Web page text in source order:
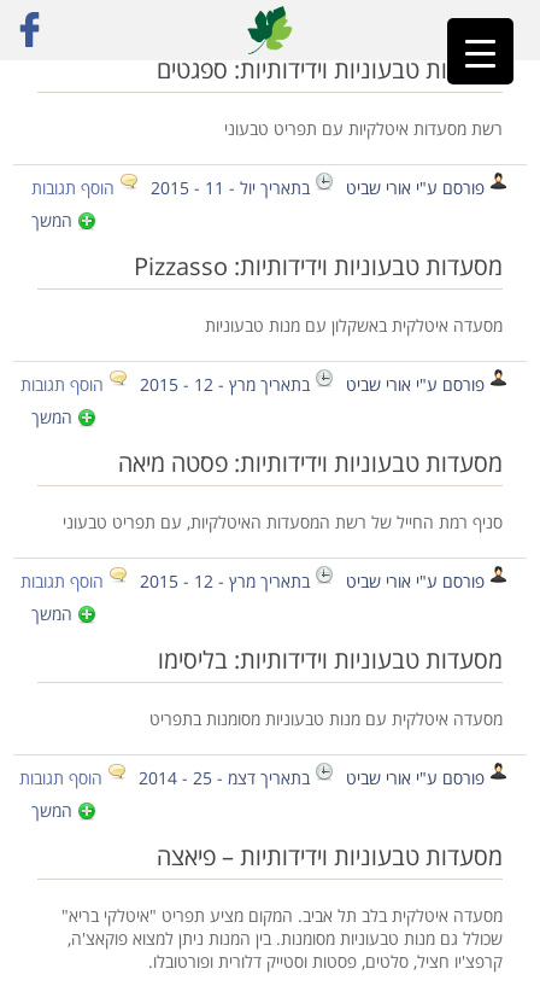
ראשי»פסטה טבעונית
מסעדות טבעוניות וידידותיות: ספגטים
רשת מסעדות איטלקיות עם תפריט טבעוני
פורסם ע"י אורי שביט בתאריך יול - 11 - 2015
הוסף תגובות
המשך
מסעדות טבעוניות וידידותיות: Pizzasso
מסעדה איטלקית באשקלון עם מנות טבעוניות
פורסם ע"י אורי שביט בתאריך מרץ - 12 - 2015
הוסף תגובות
המשך
מסעדות טבעוניות וידידותיות: פסטה מיאה
סניף רמת החייל של רשת המסעדות האיטלקיות, עם תפריט טבעוני
פורסם ע"י אורי שביט בתאריך מרץ - 12 - 2015
הוסף תגובות
המשך
מסעדות טבעוניות וידידותיות: בליסימו
מסעדה איטלקית עם מנות טבעוניות מסומנות בתפריט
פורסם ע"י אורי שביט בתאריך דצמ - 25 - 2014
הוסף תגובות
המשך
מסעדות טבעוניות וידידותיות – פיאצה
מסעדה איטלקית בלב תל אביב. המקום מציע תפריט "איטלקי בריא"
שכולל גם מנות טבעוניות מסומנות. בין המנות ניתן למצוא פוקאצ'ה,
קרפצ'יו חציל, סלטים, פסטות וסטייק דלורית ופורטובלו.